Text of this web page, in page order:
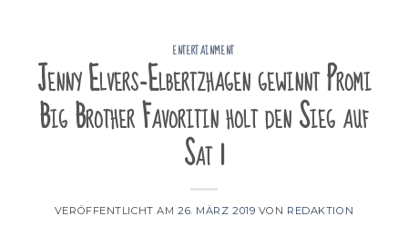
ENTERTAINMENT
Jenny Elvers-Elbertzhagen gewinnt Promi
Big Brother Favoritin holt den Sieg auf
Sat 1
VERÖFFENTLICHT AM 26. MÄRZ 2019 VON REDAKTION